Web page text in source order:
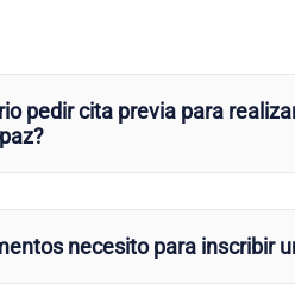
pedir cita previa para
necesito para inscribir